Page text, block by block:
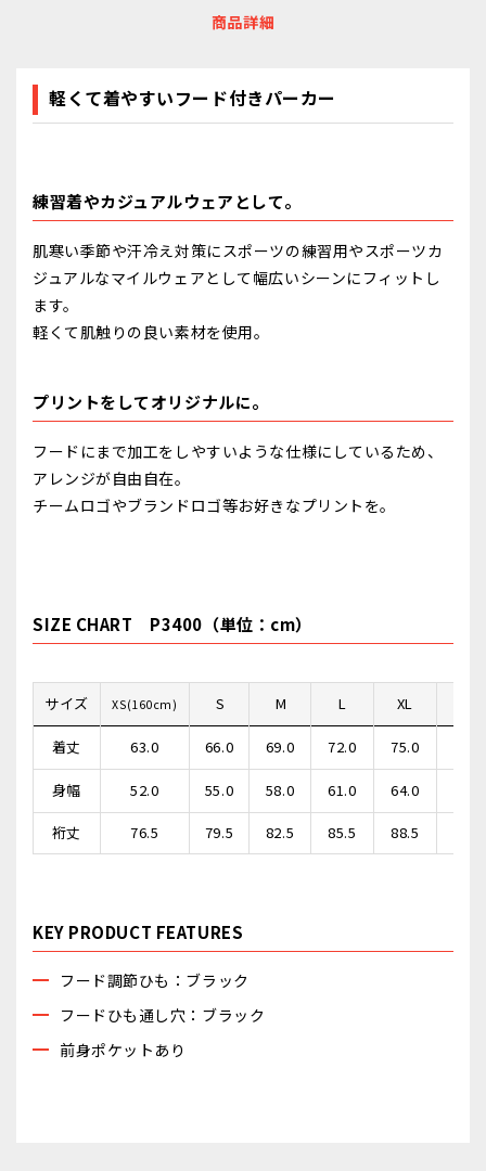
商品詳細
軽くて着やすいフード付きパーカー
練習着やカジュアルウェアとして。
肌寒い季節や汗冷え対策にスポーツの練習用やスポーツカ
ジュアルなマイルウェアとして幅広いシーンにフィットし
ます。
軽くて肌触りの良い素材を使用。
プリントをしてオリジナルに。
フードにまで加工をしやすいような仕様にしているため、
アレンジが自由自在。
チームロゴやブランドロゴ等お好きなプリントを。
SIZE CHART P3400（単位：cm）
サイズ XS(160cm) S M L XL
着丈 63.0 66.0 69.0 72.0 75.0
身幅 52.0 55.0 58.0 61.0 64.0
裄丈 76.5 79.5 82.5 85.5 88.5
KEY PRODUCT FEATURES
フード調節ひも：ブラック
フードひも通し穴：ブラック
前身ポケットあり